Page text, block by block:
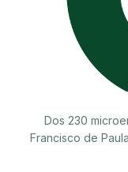
Dos 230
Francisco de